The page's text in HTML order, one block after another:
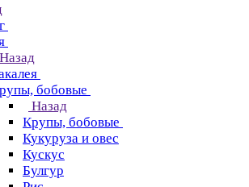
Назад
бобовые
Назад
Крупы, бобовые
Кукуруза и овес
Кускус
Булгур